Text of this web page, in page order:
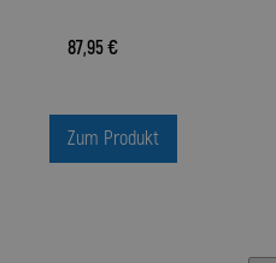
87,95 €
Zum Produkt